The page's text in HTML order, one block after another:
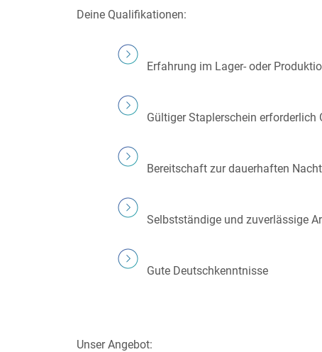
Deine Qualifikationen:
Erfahrung im Lager- oder
Gültiger Staplerschein
Bereitschaft zur dauerhaften
Selbstständige und zuverlässige
Gute Deutschkenntnisse
Unser Angebot: